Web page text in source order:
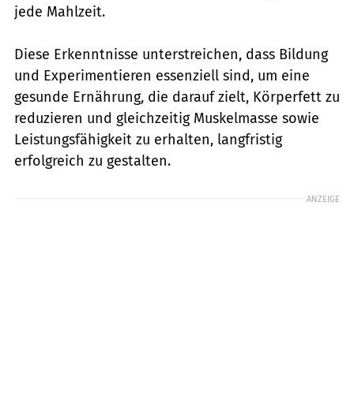
jede Mahlzeit.
Diese Erkenntnisse unterstreichen, dass Bildung
und Experimentieren essenziell sind, um eine
gesunde Ernährung, die darauf zielt, Körperfett zu
reduzieren und gleichzeitig Muskelmasse sowie
Leistungsfähigkeit zu erhalten, langfristig
erfolgreich zu gestalten.
ANZEIGE